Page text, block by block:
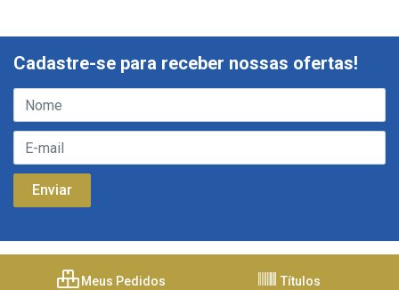
Cadastre-se para receber nossas ofertas!
Meus Pedidos Títulos